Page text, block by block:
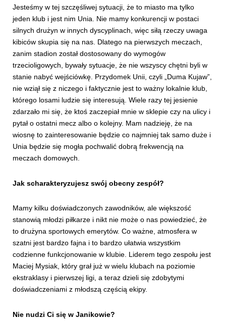
Jesteśmy w tej szczęśliwej sytuacji, że to miasto ma tylko
jeden klub i jest nim Unia. Nie mamy konkurencji w postaci
silnych drużyn w innych dyscyplinach, więc siłą rzeczy uwaga
kibiców skupia się na nas. Dlatego na pierwszych meczach,
zanim stadion został dostosowany do wymogów
trzecioligowych, bywały sytuacje, że nie wszyscy chętni byli w
stanie nabyć wejściówkę. Przydomek Unii, czyli „Duma Kujaw”,
nie wziął się z niczego i faktycznie jest to ważny lokalnie klub,
którego losami ludzie się interesują. Wiele razy tej jesienie
zdarzało mi się, że ktoś zaczepiał mnie w sklepie czy na ulicy i
pytał o ostatni mecz albo o kolejny. Mam nadzieję, że na
wiosnę to zainteresowanie będzie co najmniej tak samo duże i
Unia będzie się mogła pochwalić dobrą frekwencją na
meczach domowych.
Jak scharakteryzujesz swój obecny zespół?
Mamy kilku doświadczonych zawodników, ale większość
stanowią młodzi piłkarze i nikt nie może o nas powiedzieć, że
to drużyna sportowych emerytów. Co ważne, atmosfera w
szatni jest bardzo fajna i to bardzo ułatwia wszystkim
codzienne funkcjonowanie w klubie. Liderem tego zespołu jest
Maciej Mysiak, który grał już w wielu klubach na poziomie
ekstraklasy i pierwszej ligi, a teraz dzieli się zdobytymi
doświadczeniami z młodszą częścią ekipy.
Nie nudzi Ci się w Janikowie?